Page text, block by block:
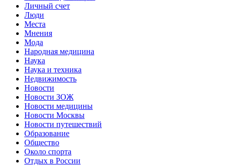
Личный счет
Люди
Места
Мнения
Мода
Народная медицина
Наука
Наука и техника
Недвижимость
Новости
Новости ЗОЖ
Новости медицины
Новости Москвы
Новости путешествий
Образование
Общество
Около спорта
Отдых в России